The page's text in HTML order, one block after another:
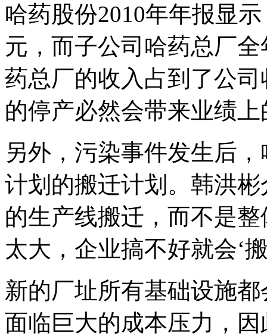
哈药股份2010年年报显
元，而子公司哈药总厂
药总厂的收入占到了公
的停产必然会带来业绩
另外，污染事件发生后
计划的搬迁计划。韩洪
的生产线搬迁，而不是
太大，企业搞不好就会‘
新的厂址所有基础设施
面临巨大的成本压力，